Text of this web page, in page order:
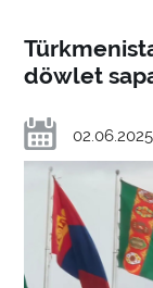
döwlet
02.06.2025